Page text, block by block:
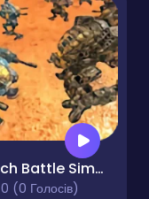
Mech Battle Simulator
0 (0 Голосів)